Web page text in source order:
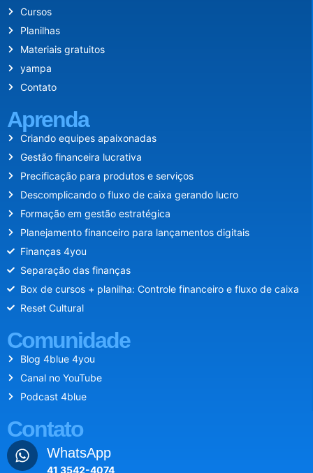
Cursos
Planilhas
Materiais gratuitos
yampa
Contato
Aprenda
Criando equipes apaixonadas
Gestão financeira lucrativa
Precificação para produtos e serviços
Descomplicando o fluxo de caixa gerando lucro
Formação em gestão estratégica
Planejamento financeiro para lançamentos digitais
Finanças 4you
Separação das finanças
Box de cursos + planilha: Controle financeiro e fluxo de caixa
Reset Cultural
Comunidade
Blog 4blue 4you
Canal no YouTube
Podcast 4blue
Contato
WhatsApp
41 3542-4074